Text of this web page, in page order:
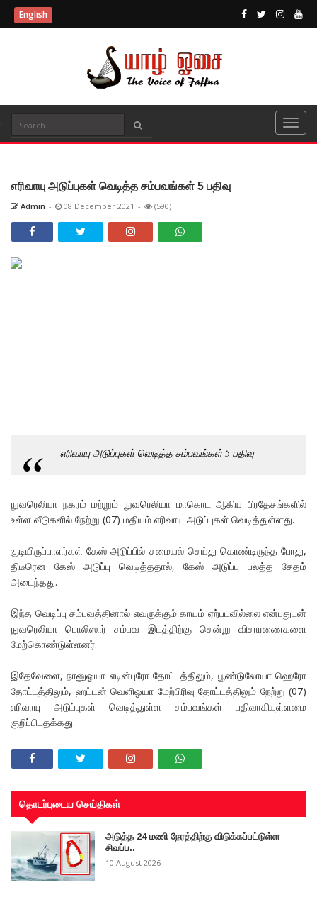
English
எரிவாயு அடுப்புகள் வெடித்த சம்பவங்கள் 5 பதிவு
Admin - 08 December 2021 - (590)
எரிவாயு அடுப்புகள் வெடித்த சம்பவங்கள் 5 பதிவு
நுவரெலியா நகரம் மற்றும் நுவரெலியா மாகொட ஆகிய பிரதேசங்களில்
உள்ள வீடுகளில் நேற்று (07) மதியம் எரிவாயு அடுப்புகள் வெடித்துள்ளது.
குடியிருப்பாளர்கள் கேஸ் அடுப்பில் சமையல் செய்து கொண்டிருந்த போது,
திடீரென கேஸ் அடுப்பு வெடித்ததால், கேஸ் அடுப்பு பலத்த சேதம்
அடைந்தது.
இந்த வெடிப்பு சம்பவத்தினால் எவருக்கும் காயம் ஏற்படவில்லை என்பதுடன்
நுவரெலியா பொலிஸார் சம்பவ இடத்திற்கு சென்று விசாரணைகளை
மேற்கொண்டுள்ளனர்.
இதேவேளை, நானுஓயா எடின்புரோ தோட்டத்திலும், பூண்டுலோயா ஹெரோ
தோட்டத்திலும், ஹட்டன் வெளிஓயா மேற்பிரிவு தோட்டத்திலும் நேற்று (07)
எரிவாயு அடுப்புகள் வெடித்துள்ள சம்பவங்கள் பதிவாகியுள்ளமை
குறிப்பிடதக்கது.
தொடர்புடைய செய்திகள்
அடுத்த 24 மணி நேரத்திற்கு விடுக்கப்பட்டுள்ள
சிவப்ப..
10 August 2026